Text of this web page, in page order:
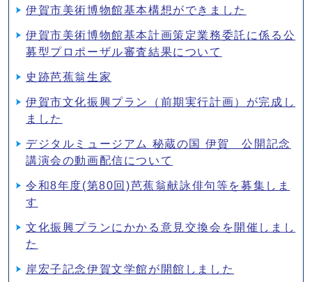
伊賀市美術博物館基本構想ができました
伊賀市美術博物館基本計画策定業務委託に係る公
募型プロポーザル審査結果について
史跡芭蕉翁生家
伊賀市文化振興プラン（前期実行計画）が完成し
ました
デジタルミュージアム 秘蔵の国 伊賀 公開記念
講演会の動画配信について
令和8年度(第80回)芭蕉翁献詠俳句等を募集しま
す
文化振興プランにかかる意見交換会を開催しまし
た
岸宏子記念伊賀文学館が開館しました